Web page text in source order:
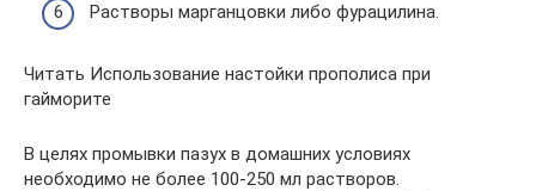
Растворы марганцовки либо фурацилина.
Читать Использование настойки прополиса при
гайморите
В целях промывки пазух в домашних условиях
необходимо не более 100-250 мл растворов.